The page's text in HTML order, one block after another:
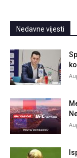
Nedavne vijesti